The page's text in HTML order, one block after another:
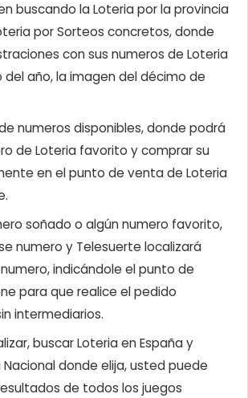
buscando la Loteria por la provincia
por Sorteos concretos, donde
con sus numeros de Loteria
año, la imagen del décimo de
numeros disponibles, donde podrá
de Loteria favorito y comprar su
en el punto de venta de Loteria
soñado o algún numero favorito,
numero y Telesuerte localizará
indicándole el punto de
para que realice el pedido
intermediarios.
buscar Loteria en España y
donde elija, usted puede
de todos los juegos